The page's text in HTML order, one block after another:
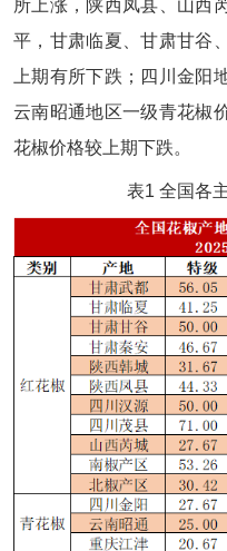
所上涨，陕西凤县、山西
平，甘肃临夏、甘肃甘谷
上期有所下跌；四川金阳
云南昭通地区一级青花椒
花椒价格较上期下跌。
表1 全国各